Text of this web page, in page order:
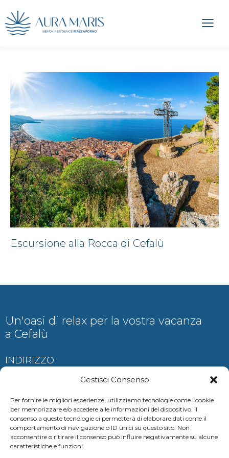
Gestisci Consenso
Per fornire le migliori esperienze, utilizziamo tecnologie come i cookie
per memorizzare e/o accedere alle informazioni del dispositivo. Il
consenso a queste tecnologie ci permetterà di elaborare dati come il
comportamento di navigazione o ID unici su questo sito. Non
acconsentire o ritirare il consenso può influire negativamente su alcune
caratteristiche e funzioni.
Escursione alla Rocca di Cefalù
Un'oasi di relax per la vostra vacanza
a Cefalù
INDIRIZZO
Contrada Ogliastrillo, Cefalù
CONTATTI
auramariscefalu@gmail.com